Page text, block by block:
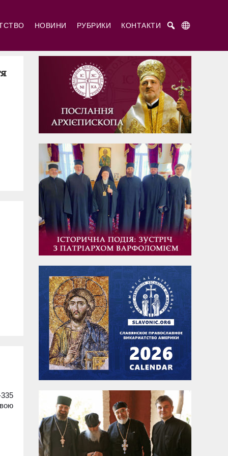
Кирило і Мефодій
Рафаїл Бруклінський
НОВИНИ РУБРИКИ КОНТАКТИ
English
Українська
Русский